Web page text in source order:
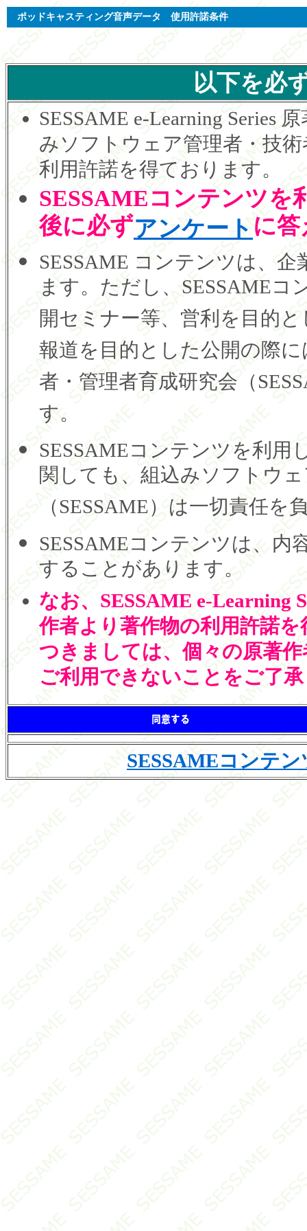
ポッドキャスティング音声データ 使用許諾条件
以下を必
SESSAME e-Learning Series
みソフトウェア管理者・技
利用許諾を得ております。
SESSAMEコンテンツを
後に必ずアンケートに答
SESSAME コンテンツは、
ます。ただし、SESSAME
開セミナー等、営利を目的
報道を目的とした公開の際
者・管理者育成研究会（
す。
SESSAMEコンテンツを利
関しても、組込みソフトウ
（SESSAME）は一切責任を
SESSAMEコンテンツは、内
することがあります。
なお、SESSAME e-Learning
作者より著作物の利用許諾
つきましては、個々の原著
ご利用できないことをご了
SESSAMEコンテ